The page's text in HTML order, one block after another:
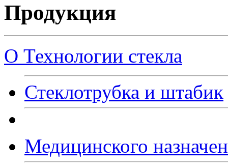
Продукция
О Технологии стекла
Стеклотрубка и штабик
Медицинского